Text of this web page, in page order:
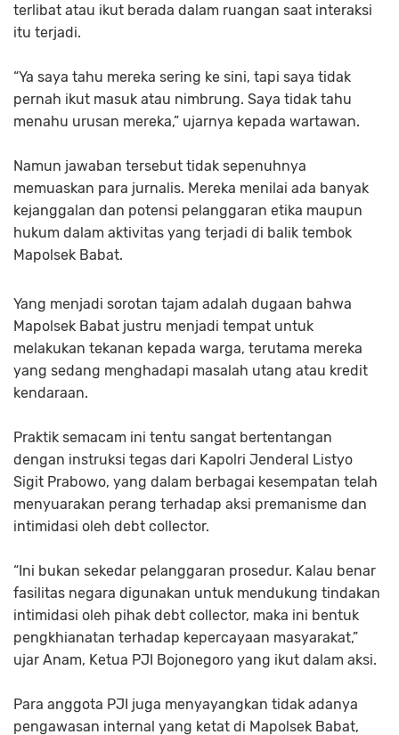
terlibat atau ikut berada dalam ruangan saat interaksi
itu terjadi.
“Ya saya tahu mereka sering ke sini, tapi saya tidak
pernah ikut masuk atau nimbrung. Saya tidak tahu
menahu urusan mereka,” ujarnya kepada wartawan.
Namun jawaban tersebut tidak sepenuhnya
memuaskan para jurnalis. Mereka menilai ada banyak
kejanggalan dan potensi pelanggaran etika maupun
hukum dalam aktivitas yang terjadi di balik tembok
Mapolsek Babat.
Yang menjadi sorotan tajam adalah dugaan bahwa
Mapolsek Babat justru menjadi tempat untuk
melakukan tekanan kepada warga, terutama mereka
yang sedang menghadapi masalah utang atau kredit
kendaraan.
Praktik semacam ini tentu sangat bertentangan
dengan instruksi tegas dari Kapolri Jenderal Listyo
Sigit Prabowo, yang dalam berbagai kesempatan telah
menyuarakan perang terhadap aksi premanisme dan
intimidasi oleh debt collector.
“Ini bukan sekedar pelanggaran prosedur. Kalau benar
fasilitas negara digunakan untuk mendukung tindakan
intimidasi oleh pihak debt collector, maka ini bentuk
pengkhianatan terhadap kepercayaan masyarakat,”
ujar Anam, Ketua PJI Bojonegoro yang ikut dalam aksi.
Para anggota PJI juga menyayangkan tidak adanya
pengawasan internal yang ketat di Mapolsek Babat,